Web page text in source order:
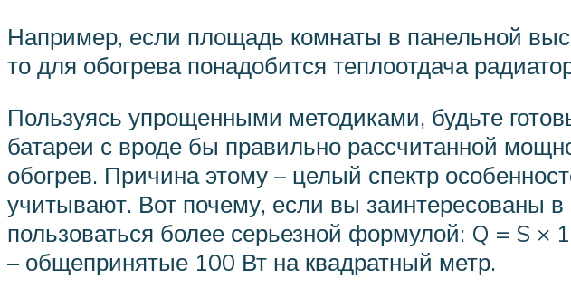
Например, если площадь комнаты в панельной
то для обогрева понадобится теплоотдача
Пользуясь упрощенными методиками, будьте
батареи с вроде бы правильно рассчитанной
обогрев. Причина этому – целый спектр
учитывают. Вот почему, если вы заинтересованы
пользоваться более серьезной формулой: Q = S
– общепринятые 100 Вт на квадратный метр.